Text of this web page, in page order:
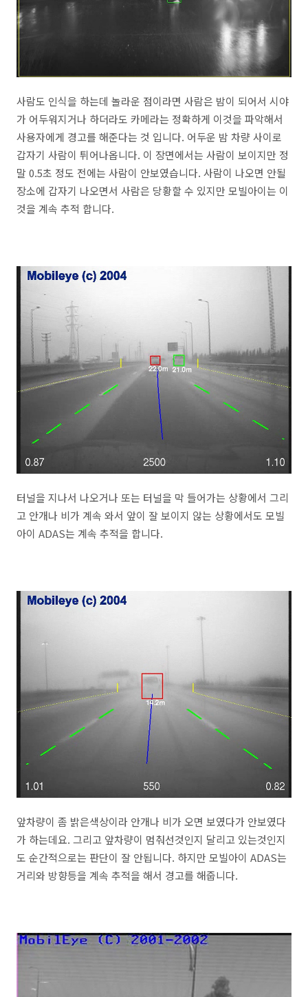
사람도 인식을 하는데 놀라운 점이라면 사람은 밤이 되어서 시야
가 어두워지거나 하더라도 카메라는 정확하게 이것을 파악해서
사용자에게 경고를 해준다는 것 입니다. 어두운 밤 차량 사이로
갑자기 사람이 튀어나옵니다. 이 장면에서는 사람이 보이지만 정
말 0.5초 정도 전에는 사람이 안보였습니다. 사람이 나오면 안될
장소에 갑자기 나오면서 사람은 당황할 수 있지만 모빌아이는 이
것을 계속 추적 합니다.
터널을 지나서 나오거나 또는 터널을 막 들어가는 상황에서 그리
고 안개나 비가 계속 와서 앞이 잘 보이지 않는 상황에서도 모빌
아이 ADAS는 계속 추적을 합니다.
앞차량이 좀 밝은색상이라 안개나 비가 오면 보였다가 안보였다
가 하는데요. 그리고 앞차량이 멈춰선것인지 달리고 있는것인지
도 순간적으로는 판단이 잘 안됩니다. 하지만 모빌아이 ADAS는
거리와 방향등을 계속 추적을 해서 경고를 해줍니다.